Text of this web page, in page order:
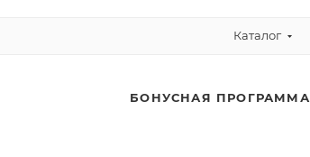
Каталог
БОНУСНАЯ ПРОГРАММА